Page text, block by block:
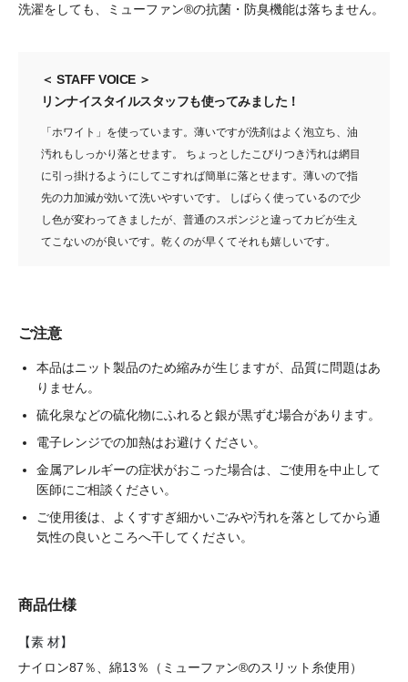
洗濯をしても、ミューファン®の抗菌・防臭機能は落ちません。
＜ STAFF VOICE ＞
リンナイスタイルスタッフも使ってみました！
「ホワイト」を使っています。薄いですが洗剤はよく泡立ち、油
汚れもしっかり落とせます。
ちょっとしたこびりつき汚れは網目
に引っ掛けるようにしてこすれば簡単に落とせます。薄いので指
先の力加減が効いて洗いやすいです。
しばらく使っているので少
し色が変わってきましたが、普通のスポンジと違ってカビが生え
てこないのが良いです。乾くのが早くてそれも嬉しいです。
ご注意
本品はニット製品のため縮みが生じますが、品質に問題はあ
りません。
硫化泉などの硫化物にふれると銀が黒ずむ場合があります。
電子レンジでの加熱はお避けください。
金属アレルギーの症状がおこった場合は、ご使用を中止して
医師にご相談ください。
ご使用後は、よくすすぎ細かいごみや汚れを落としてから通
気性の良いところへ干してください。
商品仕様
【素 材】
ナイロン87％、綿13％（ミューファン®のスリット糸使用）